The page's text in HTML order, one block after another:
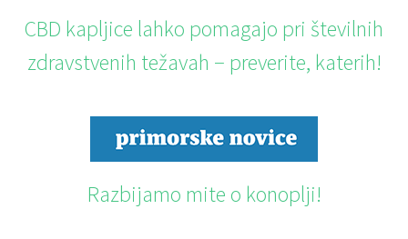
CBD kapljice lahko pomagajo pri številnih
zdravstvenih težavah − preverite, katerih!
Razbijamo mite o konoplji!